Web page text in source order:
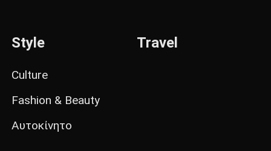
Style
Culture
Fashion & Beauty
Αυτοκίνητο
Travel